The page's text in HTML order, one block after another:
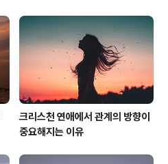
크리스천 연애에서 관계의 방향이
중요해지는 이유